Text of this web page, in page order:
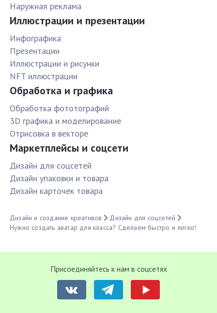
Наружная реклама
Иллюстрации и презентации
Инфографика
Презентации
Иллюстрации и рисунки
NFT иллюстрации
Обработка и графика
Обработка фототографий
3D графика и моделирование
Отрисовка в векторе
Маркетплейсы и соцсети
Дизайн для соцсетей
Дизайн упаковки и товара
Дизайн карточек товара
Дизайн и создание креативов
Дизайн для соцсетей
Нужно создать аватар для класса? Сделаем быстро и легко!
Присоединяйтесь к нам в соцсетях